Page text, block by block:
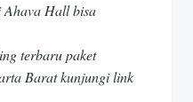
Ahava Hall bisa
terbaru paket
Barat kunjungi link